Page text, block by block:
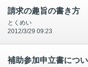
請求の趣旨の書き方
とくめい
2012/3/29 09:23
補助参加申立書につ